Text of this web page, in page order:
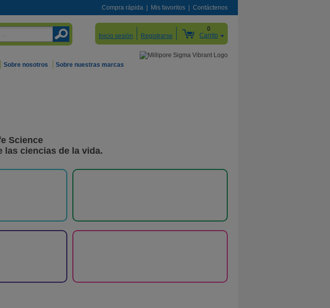
Compra rápida Mis favoritos Contáctenos
Inicio sesión Registrarse
0
Carrito
Sobre nosotros Sobre nuestras marcas
Science
las ciencias de la vida.